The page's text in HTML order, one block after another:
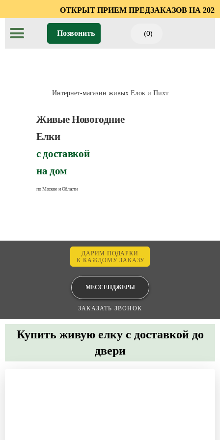
ОТКРЫТ
Позвонить (0)
Интернет-магазин живых Елок и Пихт
Живые Новогодние
Елки
с доставкой
на дом
по Москве и Области
ДАРИМ ПОДАРКИ
К КАЖДОМУ ЗАКАЗУ
МЕССЕНДЖЕРЫ
ЗАКАЗАТЬ ЗВОНОК
Купить живую елку с доставкой до
двери